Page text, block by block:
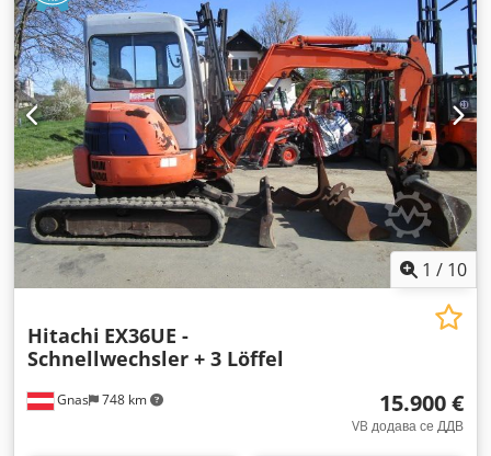
1 / 10
Gnas 748 km
Hitachi EX36UE -
Schnellwechsler + 3 Löffel
15.900 €
VB додава се ДДВ